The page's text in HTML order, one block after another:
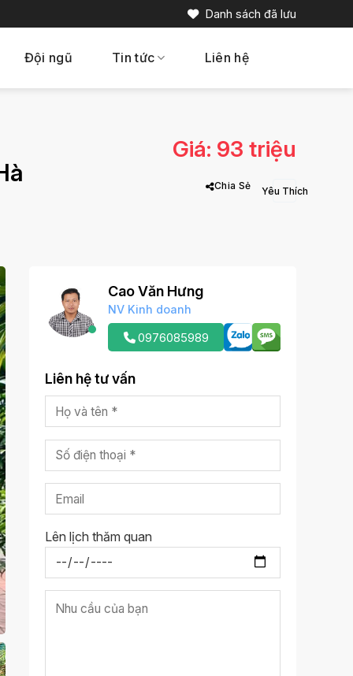
Danh sách đã lưu
Đội ngũ Tin tức Liên hệ
Giá: 93 triệu
Chia Sẻ
Cao Văn Hưng
NV Kinh doanh
0976085989
Liên hệ tư vấn
Lên lịch thăm quan